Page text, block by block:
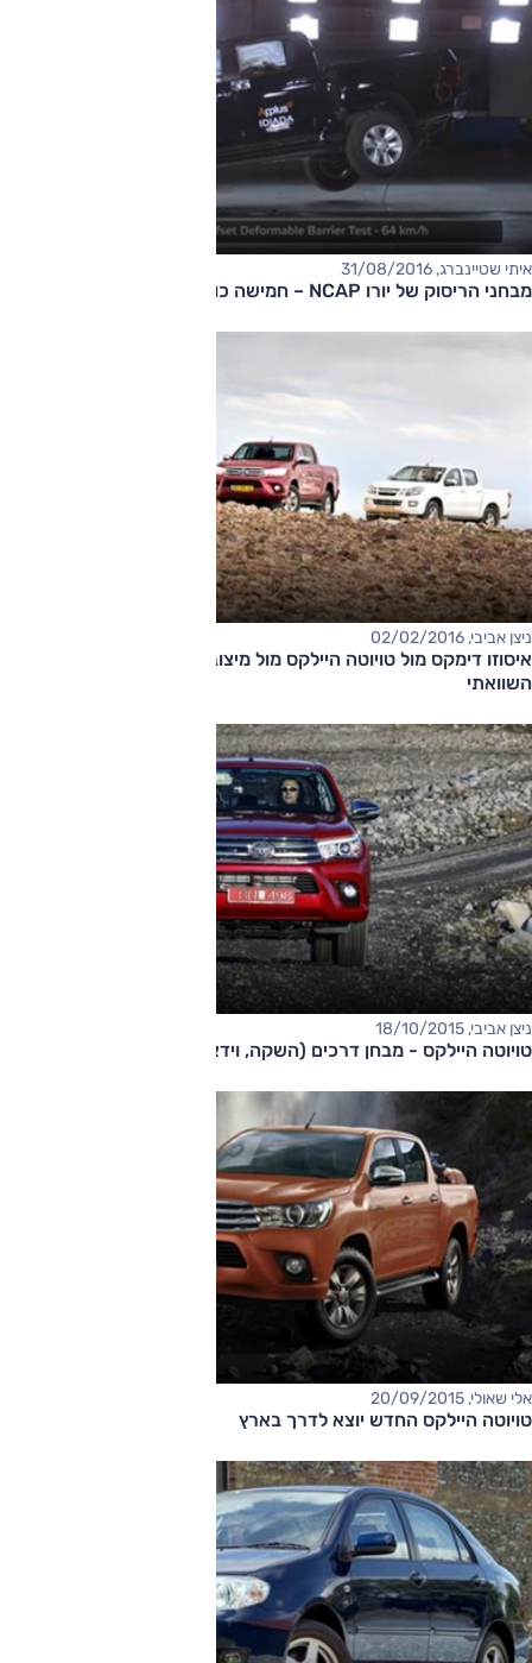
איתי שטיינברג, 31/08/2016
מבחני הריסוק של יורו NCAP – חמישה כוכבים, בתשלום נוסף
ניצן אביבי, 02/02/2016
איסוזו דימקס מול טויוטה היילקס מול מיצובישי טרייטון - מבחן דרכים
השוואתי
ניצן אביבי, 18/10/2015
טויוטה היילקס - מבחן דרכים (השקה, וידאו)
אלי שאולי, 20/09/2015
טויוטה היילקס החדש יוצא לדרך בארץ